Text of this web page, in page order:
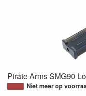
Pirate Arms SMG90
Niet meer op